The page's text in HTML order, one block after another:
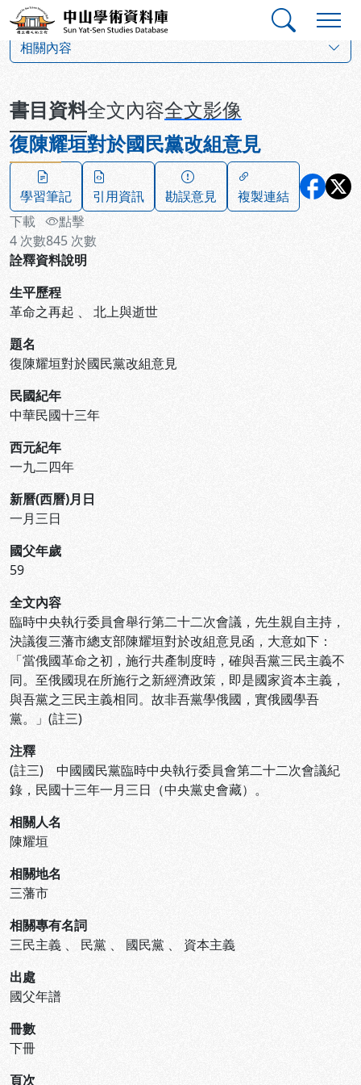
跳到主要內容
中山學術資料庫
相關內容
書目資料全文內容全文影像
復陳耀垣對於國民黨改組意見
學習筆記 引用資訊 勘誤意見
複製連結
下載
4 次數
點擊
845 次數
詮釋資料說明
生平歷程
革命之再起 、 北上與逝世
題名
復陳耀垣對於國民黨改組意見
民國紀年
中華民國十三年
西元紀年
一九二四年
新曆(西曆)月日
一月三日
國父年歲
59
全文內容
臨時中央執行委員會舉行第二十二次會議，先生親自主持，
決議復三藩市總支部陳耀垣對於改組意見函，大意如下：
「當俄國革命之初，施行共產制度時，確與吾黨三民主義不
同。至俄國現在所施行之新經濟政策，即是國家資本主義，
與吾黨之三民主義相同。故非吾黨學俄國，實俄國學吾
黨。」(註三)
注釋
(註三) 中國國民黨臨時中央執行委員會第二十二次會議紀
錄，民國十三年一月三日（中央黨史會藏）。
相關人名
陳耀垣
相關地名
三藩市
相關專有名詞
三民主義 、 民黨 、 國民黨 、 資本主義
出處
國父年譜
冊數
下冊
頁次